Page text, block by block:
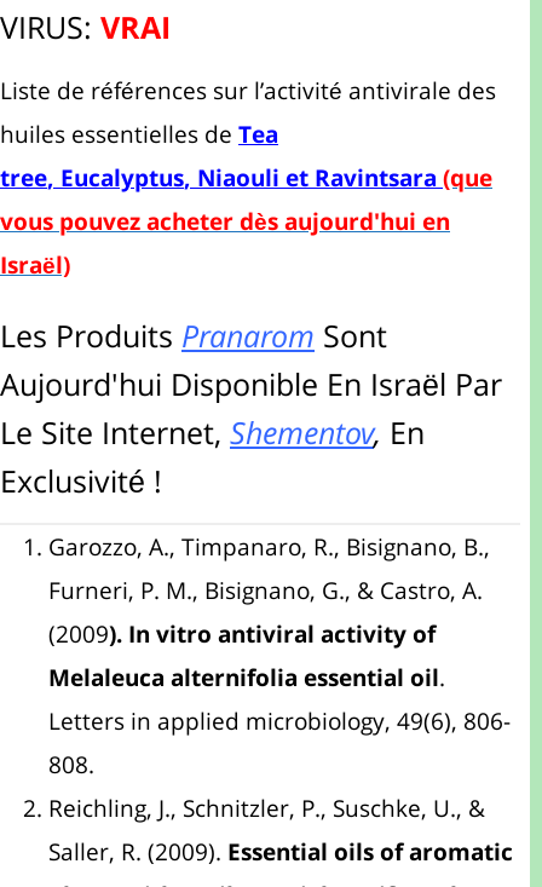
VIRUS:VRAI
Liste de références sur l’activité antivirale des
huiles essentielles deTea
tree ,Eucalyptus ,NiaoulietRavintsara(que
vous pouvez acheter dès aujourd'hui en
Israël)
LesProduitsPranaromSont
Aujourd'hui Disponible En Israël Par
Le Site Internet,Shementov ,En
Exclusivité !
Garozzo, A., Timpanaro, R., Bisignano, B.,
Furneri, P. M., Bisignano, G., & Castro, A.
(2009). In vitro antiviral activity of
Melaleuca alternifolia essential oil
Letters in applied microbiology, 49(6), 806-
808.
Reichling, J., Schnitzler, P., Suschke, U., &
Saller, R. (2009).Essential oils of aromatic